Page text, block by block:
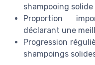
shampooing
Proportion
déclarant une
Progression
shampoings